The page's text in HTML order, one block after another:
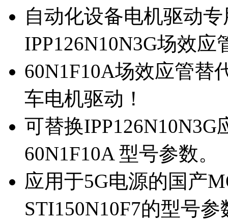
自动化设备电机驱动
IPP126N10N3G场效应
60N1F10A场效应管替
车电机驱动！
可替换
60N1F10A 型号参数。
应用于5G电源的国产
STI150N10F7的型号参